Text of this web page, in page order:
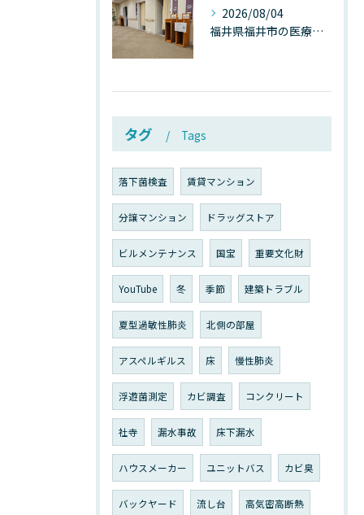
2026/08/04
福井県福井市の医療施設で広がる“見えないカビ汚染”──なぜ除カビが必須なのか、その本質を徹底解説
タグ Tags
落下菌検査 賃貸マンション
分譲マンション ドラッグストア
ビルメンテナンス 国宝 重要文化財
YouTube 冬 季節 建築トラブル
夏型過敏性肺炎 北側の部屋
アスペルギルス 床 慢性肺炎
浮遊菌測定 カビ調査 コンクリート
社寺 漏水事故 床下漏水
ハウスメーカー ユニットバス カビ臭
バックヤード 流し台 高気密高断熱